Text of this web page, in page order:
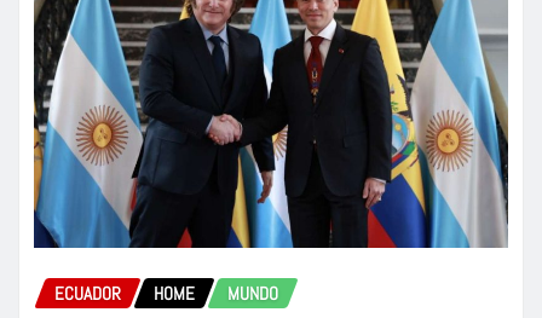
ECUADOR HOME MUNDO